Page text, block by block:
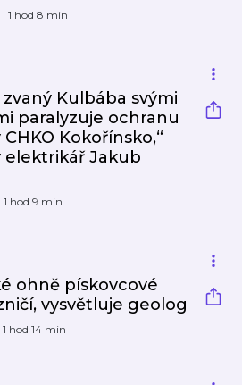
1 hod 8 min
zvaný Kulbába svými
paralyzuje ochranu
Kokořínsko,“
elektrikář Jakub
1 hod 9 min
ohně pískovcové
vysvětluje geolog
1 hod 14 min